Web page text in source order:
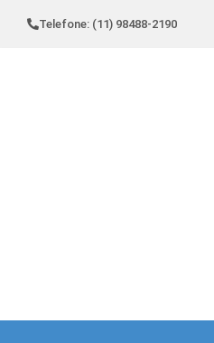
Telefone: (11) 98488-2190